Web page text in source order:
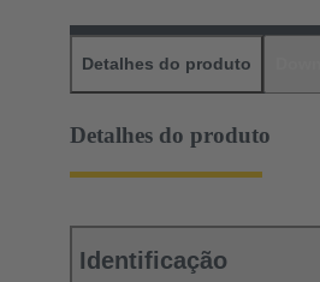
Detalhes do produto
Detalhes do produto
Identificação